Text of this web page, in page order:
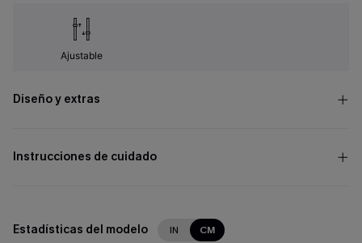
Ajustable
Diseño y extras
Instrucciones de cuidado
Estadísticas del modelo IN CM